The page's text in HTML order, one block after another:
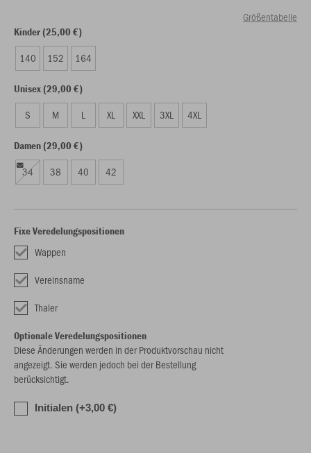
Größentabelle
Kinder (25,00 €)
140 152 164
Unisex (29,00 €)
S M L XL XXL 3XL 4XL
Damen (29,00 €)
34 38 40 42
Fixe Veredelungspositionen
Wappen
Vereinsname
Thaler
Optionale Veredelungspositionen
Diese Änderungen werden in der Produktvorschau nicht
angezeigt. Sie werden jedoch bei der Bestellung
berücksichtigt.
Initialen (+3,00 €)